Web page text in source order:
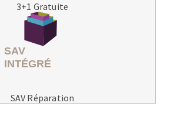
3+1 Gratuite
SAV Réparation